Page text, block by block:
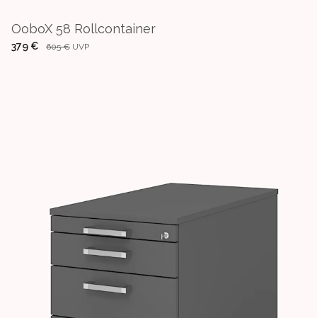
OoboX 58 Rollcontainer
379 € 605 € UVP